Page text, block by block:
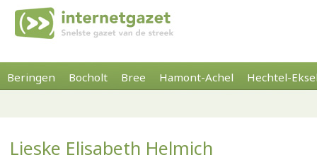
Beringen Bocholt Bree Hamont-Achel Hechtel-
Lieske Elisabeth Helmich